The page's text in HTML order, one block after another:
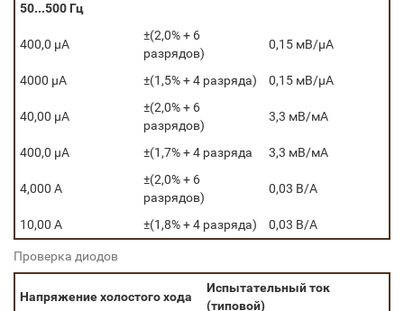
50...500 Гц
400,0 μА
±(2,0% + 6
разрядов)
0,15 мВ/μА
4000 μА ±(1,5% + 4 разряда) 0,15 мВ/μА
40,00 μА
±(2,0% + 6
разрядов)
3,3 мВ/мА
400,0 μА ±(1,7% + 4 разряда 3,3 мВ/мА
4,000 А
±(2,0% + 6
разрядов)
0,03 В/А
10,00 А ±(1,8% + 4 разряда) 0,03 В/А
Проверка диодов
Напряжение холостого хода
Испытательный ток
(типовой)